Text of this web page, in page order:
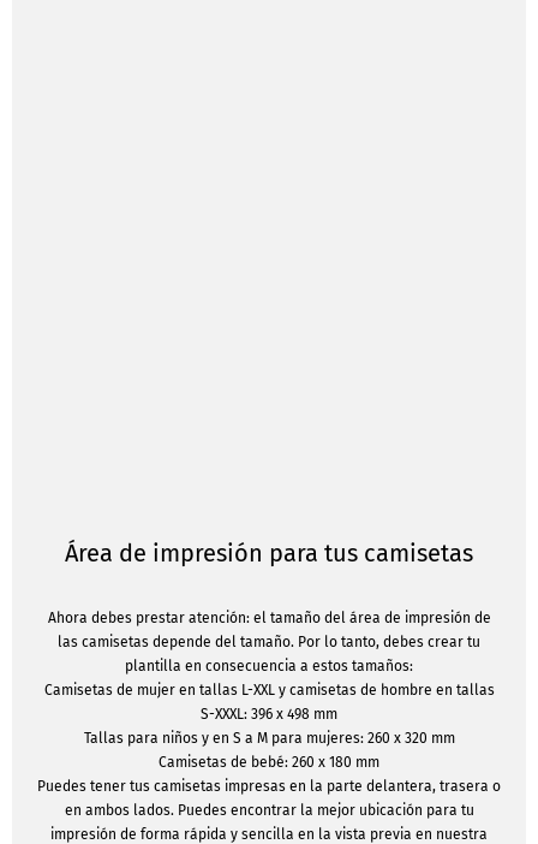
Área de impresión para tus camisetas
Ahora debes prestar atención: el tamaño del área de impresión de
las camisetas depende del tamaño. Por lo tanto, debes crear tu
plantilla en consecuencia a estos tamaños:
Camisetas de mujer en tallas L-XXL y camisetas de hombre en tallas
S-XXXL: 396 x 498 mm
Tallas para niños y en S a M para mujeres: 260 x 320 mm
Camisetas de bebé: 260 x 180 mm
Puedes tener tus camisetas impresas en la parte delantera, trasera o
en ambos lados. Puedes encontrar la mejor ubicación para tu
impresión de forma rápida y sencilla en la vista previa en nuestra